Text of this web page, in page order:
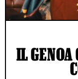
IL GENOA